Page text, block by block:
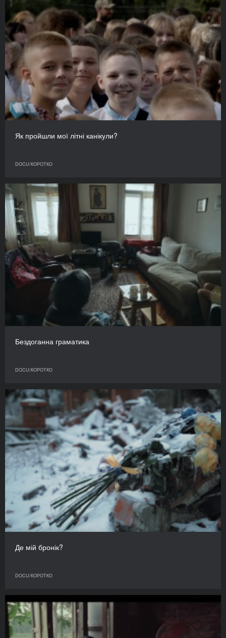
Як пройшли мої літні канікули?
DOCU/КОРОТКО
Бездоганна граматика
DOCU/КОРОТКО
Де мій бронік?
DOCU/КОРОТКО